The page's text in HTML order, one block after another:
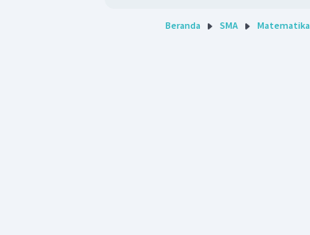
Beranda SMA Matematika